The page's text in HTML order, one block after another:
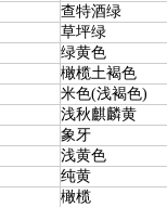
查特酒绿
草坪绿
绿黄色
橄榄土褐色
米色(浅褐色)
浅秋麒麟黄
象牙
浅黄色
纯黄
橄榄